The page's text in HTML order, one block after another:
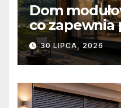
Dom
co
domów
30 LIPCA, 2026